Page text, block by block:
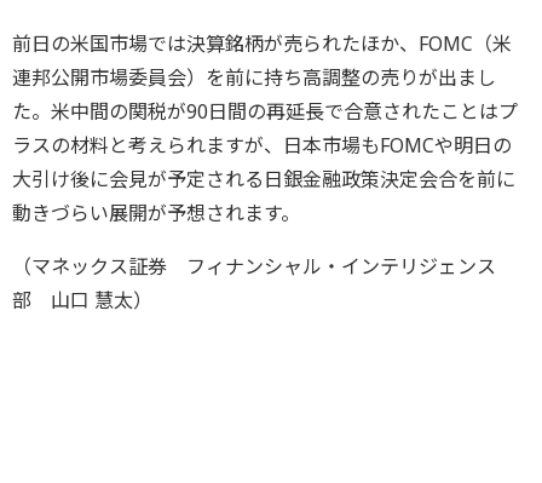
前日の米国市場では決算銘柄が売られたほか、FOMC（米
連邦公開市場委員会）を前に持ち高調整の売りが出まし
た。米中間の関税が90日間の再延長で合意されたことはプ
ラスの材料と考えられますが、日本市場もFOMCや明日の
大引け後に会見が予定される日銀金融政策決定会合を前に
動きづらい展開が予想されます。
（マネックス証券 フィナンシャル・インテリジェンス
部 山口 慧太）